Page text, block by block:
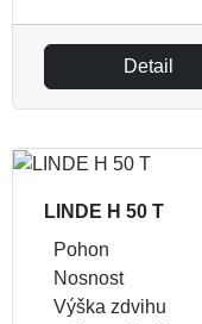
Detail
LINDE H 50 T
Pohon
Nosnost
Výška zdvihu